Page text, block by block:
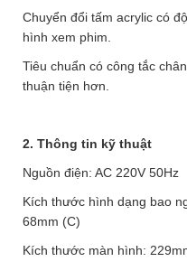
Chuyển đổi tấm acrylic có
hình xem phim.
Tiêu chuẩn có công tắc
thuận tiện hơn.
2. Thông tin kỹ thuật
Nguồn điện: AC 220V 50Hz
Kích thước hình dạng bao
68mm (C)
Kích thước màn hình: